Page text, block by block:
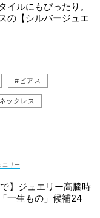
イルにもぴったり。
の【シルバージュエ
#ピアス
ックレス
エリー
】ジュエリー高騰時
一生もの」候補24